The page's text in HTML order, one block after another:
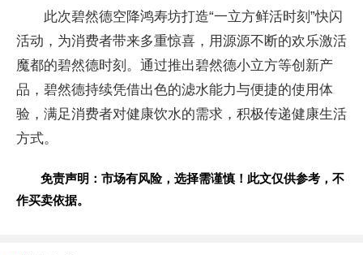
此次碧然德空降鸿寿坊打造“一立方鲜活时刻”快闪
活动，为消费者带来多重惊喜，用源源不断的欢乐激活
魔都的碧然德时刻。通过推出碧然德小立方等创新产
品，碧然德持续凭借出色的滤水能力与便捷的使用体
验，满足消费者对健康饮水的需求，积极传递健康生活
方式。
免责声明：市场有风险，选择需谨慎！此文仅供参考，不
作买卖依据。